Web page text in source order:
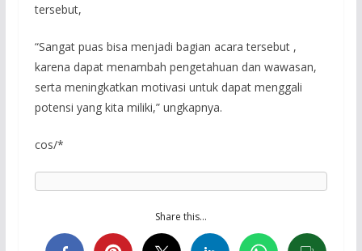
tersebut,
“Sangat puas bisa menjadi bagian acara tersebut ,
karena dapat menambah pengetahuan dan wawasan,
serta meningkatkan motivasi untuk dapat menggali
potensi yang kita miliki,” ungkapnya.
cos/*
Share this…